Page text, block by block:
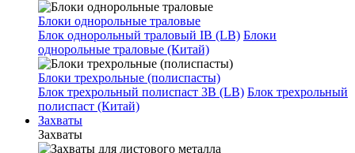
Блоки однорольные траловые
Блок однорольный траловый IB (LB) Блоки
однорольные траловые (Китай)
Блоки трехрольные (полиспасты)
Блок трехрольный полиспаст 3B (LB) Блок трехрольный
полиспаст (Китай)
Захваты
Захваты